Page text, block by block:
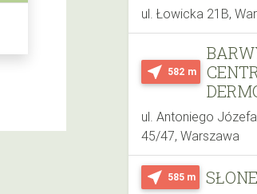
ul. Łowicka 21B,
near_me 582 m
ul. Antoniego
45/47, Warszawa
near_me 585 m